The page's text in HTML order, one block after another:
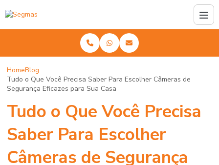
HomeBlog
Tudo o Que Você Precisa Saber Para Escolher Câmeras de
Segurança Eficazes para Sua Casa
Tudo o Que Você Precisa
Saber Para Escolher
Câmeras de Segurança